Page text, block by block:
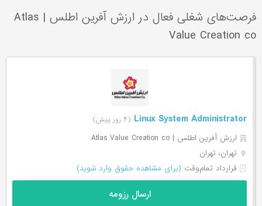
فرصت‌های شغلی فعال در ارزش آفرین اطلس |
Atlas
Value Creation co
Linux System Administrator (۴ روز پیش)
ارزش آفرین اطلس | Atlas Value Creation co
تهران، تهران
قرارداد تمام‌وقت (برای مشاهده حقوق وارد شوید)
ارسال رزومه